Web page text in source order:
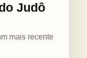
Judô
mais recente